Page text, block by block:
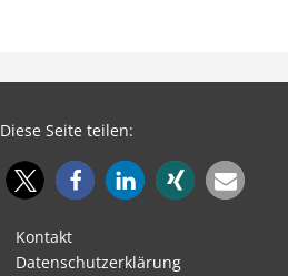
Diese Seite teilen:
Kontakt
Datenschutzerklärung